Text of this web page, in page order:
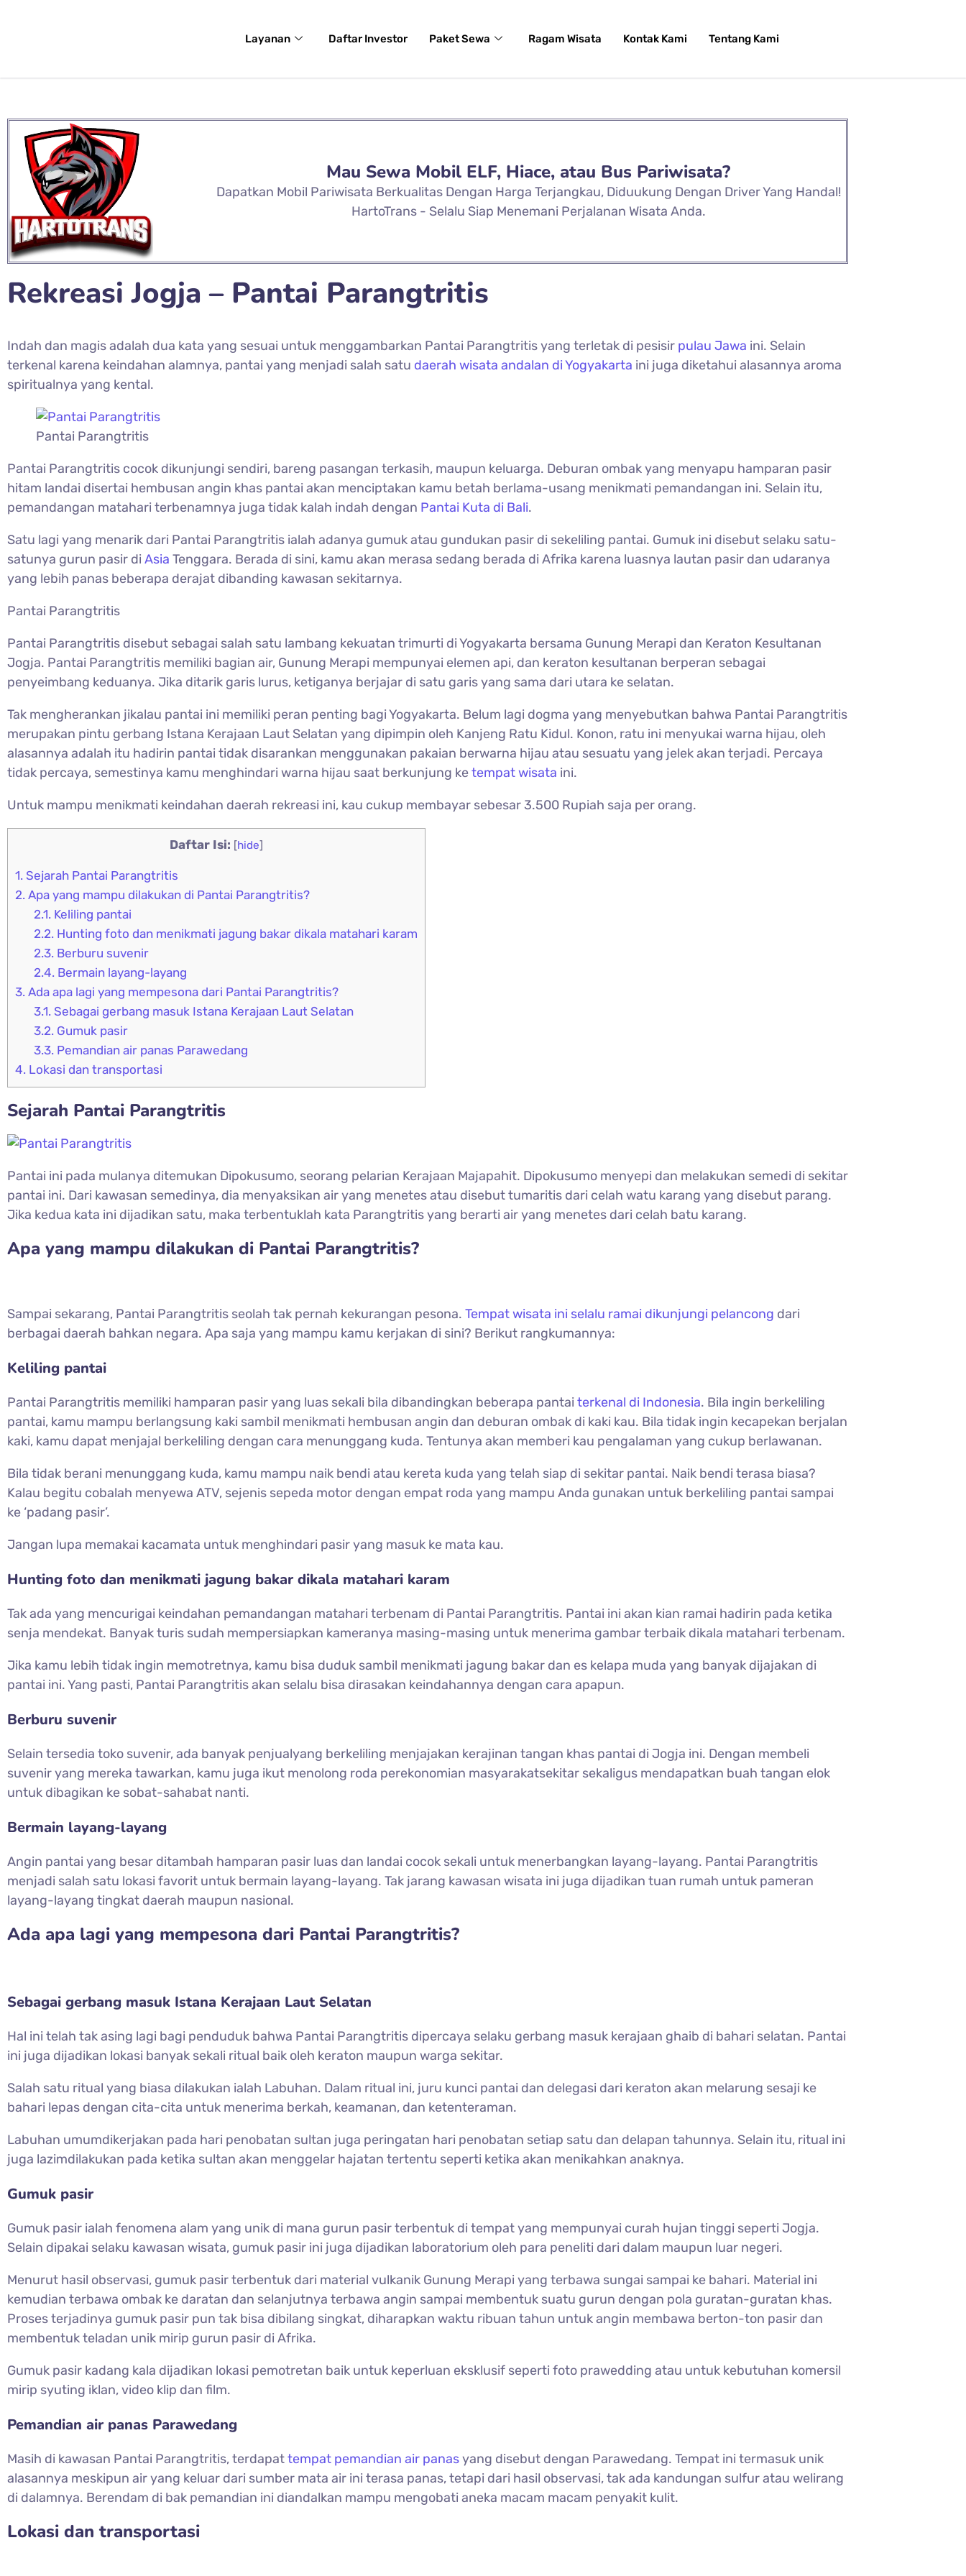
Layanan Daftar Investor Paket Sewa Ragam Wisata Kontak Kami Tentang Kami
Mau Sewa Mobil ELF, Hiace, atau Bus Pariwisata?
Dapatkan Mobil Pariwisata Berkualitas Dengan Harga Terjangkau, Diduukung Dengan Driver Yang Handal!
HartoTrans - Selalu Siap Menemani Perjalanan Wisata Anda.
Rekreasi Jogja – Pantai Parangtritis
Indah dan magis adalah dua kata yang sesuai untuk menggambarkan Pantai Parangtritis yang terletak di pesisir pulau Jawa ini. Selain
terkenal karena keindahan alamnya, pantai yang menjadi salah satu daerah wisata andalan di Yogyakarta ini juga diketahui alasannya aroma
spiritualnya yang kental.
Pantai Parangtritis
Pantai Parangtritis cocok dikunjungi sendiri, bareng pasangan terkasih, maupun keluarga. Deburan ombak yang menyapu hamparan pasir
hitam landai disertai hembusan angin khas pantai akan menciptakan kamu betah berlama-usang menikmati pemandangan ini. Selain itu,
pemandangan matahari terbenamnya juga tidak kalah indah dengan Pantai Kuta di Bali.
Satu lagi yang menarik dari Pantai Parangtritis ialah adanya gumuk atau gundukan pasir di sekeliling pantai. Gumuk ini disebut selaku satu-
satunya gurun pasir di Asia Tenggara. Berada di sini, kamu akan merasa sedang berada di Afrika karena luasnya lautan pasir dan udaranya
yang lebih panas beberapa derajat dibanding kawasan sekitarnya.
Pantai Parangtritis
Pantai Parangtritis disebut sebagai salah satu lambang kekuatan trimurti di Yogyakarta bersama Gunung Merapi dan Keraton Kesultanan
Jogja. Pantai Parangtritis memiliki bagian air, Gunung Merapi mempunyai elemen api, dan keraton kesultanan berperan sebagai
penyeimbang keduanya. Jika ditarik garis lurus, ketiganya berjajar di satu garis yang sama dari utara ke selatan.
Tak mengherankan jikalau pantai ini memiliki peran penting bagi Yogyakarta. Belum lagi dogma yang menyebutkan bahwa Pantai Parangtritis
merupakan pintu gerbang Istana Kerajaan Laut Selatan yang dipimpin oleh Kanjeng Ratu Kidul. Konon, ratu ini menyukai warna hijau, oleh
alasannya adalah itu hadirin pantai tidak disarankan menggunakan pakaian berwarna hijau atau sesuatu yang jelek akan terjadi. Percaya
tidak percaya, semestinya kamu menghindari warna hijau saat berkunjung ketempat wisata ini.
Untuk mampu menikmati keindahan daerah rekreasi ini, kau cukup membayar sebesar 3.500 Rupiah saja per orang.
Daftar Isi: [hide]
1. Sejarah Pantai Parangtritis
2. Apa yang mampu dilakukan di Pantai Parangtritis?
2.1.Keliling pantai
2.2.Hunting foto dan menikmati jagung bakar dikala matahari karam
2.3.Berburu suvenir
2.4.Bermain layang-layang
3. Ada apa lagi yang mempesona dari Pantai Parangtritis?
3.1.Sebagai gerbang masuk Istana Kerajaan Laut Selatan
3.2.Gumuk pasir
3.3.Pemandian air panas Parawedang
4. Lokasi dan transportasi
Sejarah Pantai Parangtritis
Pantai ini pada mulanya ditemukan Dipokusumo, seorang pelarian Kerajaan Majapahit. Dipokusumo menyepi dan melakukan semedi di sekitar
pantai ini. Dari kawasan semedinya, dia menyaksikan air yang menetes atau disebut tumaritis dari celah watu karang yang disebut parang.
Jika kedua kata ini dijadikan satu, maka terbentuklah kata Parangtritis yang berarti air yang menetes dari celah batu karang.
Apa yang mampu dilakukan di Pantai Parangtritis?
Sampai sekarang, Pantai Parangtritis seolah tak pernah kekurangan pesona. Tempat wisata ini selalu ramai dikunjungi pelancong dari
berbagai daerah bahkan negara. Apa saja yang mampu kamu kerjakan di sini? Berikut rangkumannya:
Keliling pantai
Pantai Parangtritis memiliki hamparan pasir yang luas sekali bila dibandingkan beberapa pantai terkenal di Indonesia. Bila ingin berkeliling
pantai, kamu mampu berlangsung kaki sambil menikmati hembusan angin dan deburan ombak di kaki kau. Bila tidak ingin kecapekan berjalan
kaki, kamu dapat menjajal berkeliling dengan cara menunggang kuda. Tentunya akan memberi kau pengalaman yang cukup berlawanan.
Bila tidak berani menunggang kuda, kamu mampu naik bendi atau kereta kuda yang telah siap di sekitar pantai. Naik bendi terasa biasa?
Kalau begitu cobalah menyewa ATV, sejenis sepeda motor dengan empat roda yang mampu Anda gunakan untuk berkeliling pantai sampai
ke ‘padang pasir’.
Jangan lupa memakai kacamata untuk menghindari pasir yang masuk ke mata kau.
Hunting foto dan menikmati jagung bakar dikala matahari karam
Tak ada yang mencurigai keindahan pemandangan matahari terbenam di Pantai Parangtritis. Pantai ini akan kian ramai hadirin pada ketika
senja mendekat. Banyak turis sudah mempersiapkan kameranya masing-masing untuk menerima gambar terbaik dikala matahari terbenam.
Jika kamu lebih tidak ingin memotretnya, kamu bisa duduk sambil menikmati jagung bakar dan es kelapa muda yang banyak dijajakan di
pantai ini. Yang pasti, Pantai Parangtritis akan selalu bisa dirasakan keindahannya dengan cara apapun.
Berburu suvenir
Selain tersedia toko suvenir, ada banyak penjualyang berkeliling menjajakan kerajinan tangan khas pantai di Jogja ini. Dengan membeli
suvenir yang mereka tawarkan, kamu juga ikut menolong roda perekonomian masyarakatsekitar sekaligus mendapatkan buah tangan elok
untuk dibagikan ke sobat-sahabat nanti.
Bermain layang-layang
Angin pantai yang besar ditambah hamparan pasir luas dan landai cocok sekali untuk menerbangkan layang-layang. Pantai Parangtritis
menjadi salah satu lokasi favorit untuk bermain layang-layang. Tak jarang kawasan wisata ini juga dijadikan tuan rumah untuk pameran
layang-layang tingkat daerah maupun nasional.
Ada apa lagi yang mempesona dari Pantai Parangtritis?
Sebagai gerbang masuk Istana Kerajaan Laut Selatan
Hal ini telah tak asing lagi bagi penduduk bahwa Pantai Parangtritis dipercaya selaku gerbang masuk kerajaan ghaib di bahari selatan. Pantai
ini juga dijadikan lokasi banyak sekali ritual baik oleh keraton maupun warga sekitar.
Salah satu ritual yang biasa dilakukan ialah Labuhan. Dalam ritual ini, juru kunci pantai dan delegasi dari keraton akan melarung sesaji ke
bahari lepas dengan cita-cita untuk menerima berkah, keamanan, dan ketenteraman.
Labuhan umumdikerjakan pada hari penobatan sultan juga peringatan hari penobatan setiap satu dan delapan tahunnya. Selain itu, ritual ini
juga lazimdilakukan pada ketika sultan akan menggelar hajatan tertentu seperti ketika akan menikahkan anaknya.
Gumuk pasir
Gumuk pasir ialah fenomena alam yang unik di mana gurun pasir terbentuk di tempat yang mempunyai curah hujan tinggi seperti Jogja.
Selain dipakai selaku kawasan wisata, gumuk pasir ini juga dijadikan laboratorium oleh para peneliti dari dalam maupun luar negeri.
Menurut hasil observasi, gumuk pasir terbentuk dari material vulkanik Gunung Merapi yang terbawa sungai sampai ke bahari. Material ini
kemudian terbawa ombak ke daratan dan selanjutnya terbawa angin sampai membentuk suatu gurun dengan pola guratan-guratan khas.
Proses terjadinya gumuk pasir pun tak bisa dibilang singkat, diharapkan waktu ribuan tahun untuk angin membawa berton-ton pasir dan
membentuk teladan unik mirip gurun pasir di Afrika.
Gumuk pasir kadang kala dijadikan lokasi pemotretan baik untuk keperluan eksklusif seperti foto prawedding atau untuk kebutuhan komersil
mirip syuting iklan, video klip dan film.
Pemandian air panas Parawedang
Masih di kawasan Pantai Parangtritis, terdapattempat pemandian air panasyang disebut dengan Parawedang. Tempat ini termasuk unik
alasannya meskipun air yang keluar dari sumber mata air ini terasa panas, tetapi dari hasil observasi, tak ada kandungan sulfur atau welirang
di dalamnya. Berendam di bak pemandian ini diandalkan mampu mengobati aneka macam macam penyakit kulit.
Lokasi dan transportasi